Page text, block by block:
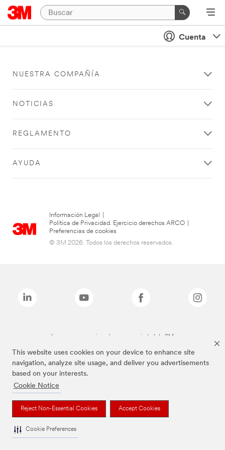
This website uses cookies on your device to enhance site
navigation, analyze site usage, and deliver you advertisements
based on your interests.
Cookie Notice
Reject Non-Essential Cookies Accept Cookies
Cookie Preferences
Cuenta
NUESTRA COMPAÑÍA
NOTICIAS
REGLAMENTO
AYUDA
Información Legal
Política de Privacidad. Ejercicio derechos ARCO
Preferencias de cookies
© 3M 2026. Todos los derechos reservados.
Las marcas mencionadas son propiedad de 3M